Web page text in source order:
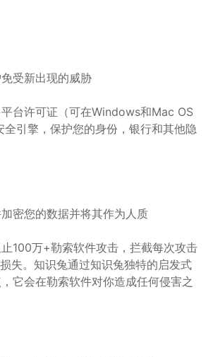
受新出现的威胁
许可证（可在Windows和Mac OS
全引擎，保护您的身份，银行和其他隐
您的数据并将其作为人质
万+勒索软件攻击，拦截每次攻击
失。知识兔通过知识兔独特的启发式
它会在勒索软件对你造成任何侵害之